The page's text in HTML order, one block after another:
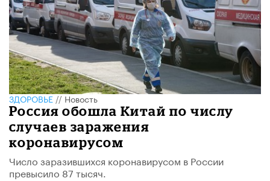
ЗДОРОВЬЕ//Новость
Россия обошла Китай по числу
случаев заражения
коронавирусом
Число заразившихся коронавирусом в России
превысило 87 тысяч.